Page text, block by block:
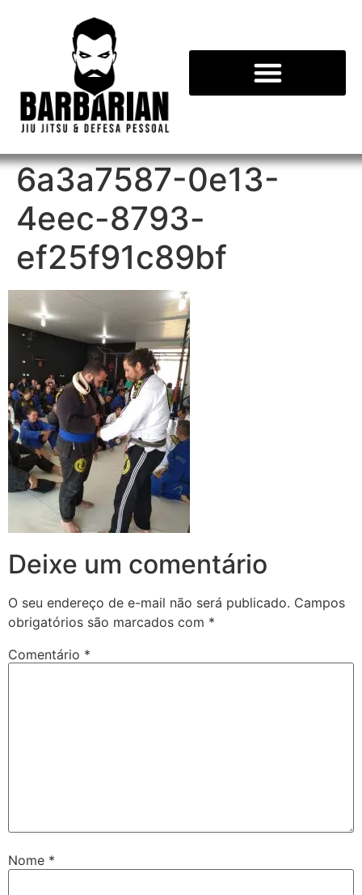
6a3a7587-0e13-
4eec-8793-
ef25f91c89bf
Deixe um comentário
O seu endereço de e-mail não será publicado. Campos
obrigatórios são marcados com *
Comentário *
Nome *